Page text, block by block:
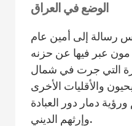
الوضع في العراق
رسالة إلى أمين عام
مون عبر فيها عن حزنه
التي جرت في شمال
والأقليات الأخرى
دمار دور العبادة
وإرثهم الديني.